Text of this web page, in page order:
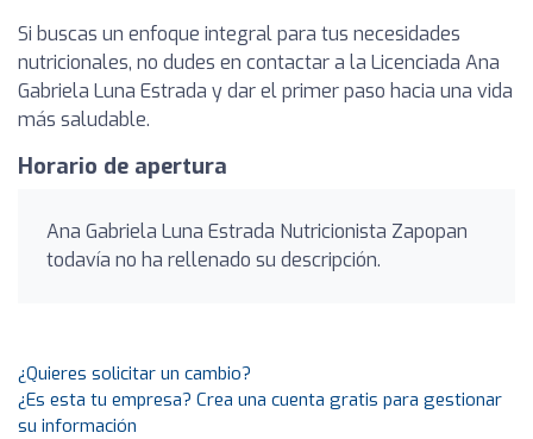
Si buscas un enfoque integral para tus necesidades
nutricionales, no dudes en contactar a la Licenciada Ana
Gabriela Luna Estrada y dar el primer paso hacia una vida
más saludable.
Horario de apertura
Ana Gabriela Luna Estrada Nutricionista Zapopan
todavía no ha rellenado su descripción.
¿Quieres solicitar un cambio?
¿Es esta tu empresa? Crea una cuenta gratis para gestionar
su información